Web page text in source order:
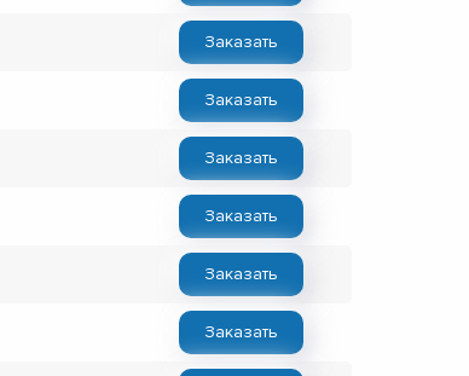
Заказать
Заказать
Заказать
Заказать
Заказать
Заказать